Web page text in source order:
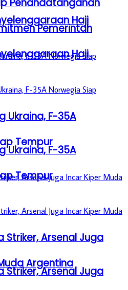
Haji
Ukraina, F-35A
Tempur
Striker, Arsenal Juga
Argentina
Penandatanganan
Pemerintah
Haji
Ukraina, F-35A
Tempur
Striker, Arsenal Juga